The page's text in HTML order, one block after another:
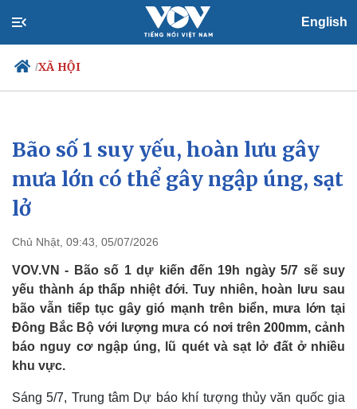
English
/XÃ HỘI
Chính trị
Tổ chức nhân sự
Quốc hội
Xã hội
Dự báo thời tiết
Bão số 1 suy yếu, hoàn lưu gây
mưa lớn có thể gây ngập úng, sạt
lở
Chủ Nhật, 09:43, 05/07/2026
VOV.VN - Bão số 1 dự kiến đến 19h ngày 5/7 sẽ suy
yếu thành áp thấp nhiệt đới. Tuy nhiên, hoàn lưu sau
bão vẫn tiếp tục gây gió mạnh trên biển, mưa lớn tại
Đông Bắc Bộ với lượng mưa có nơi trên 200mm, cảnh
báo nguy cơ ngập úng, lũ quét và sạt lở đất ở nhiều
khu vực.
Sáng 5/7, Trung tâm Dự báo khí tượng thủy văn quốc gia